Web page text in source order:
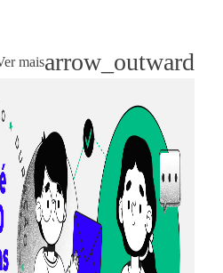
maisarrow_outward